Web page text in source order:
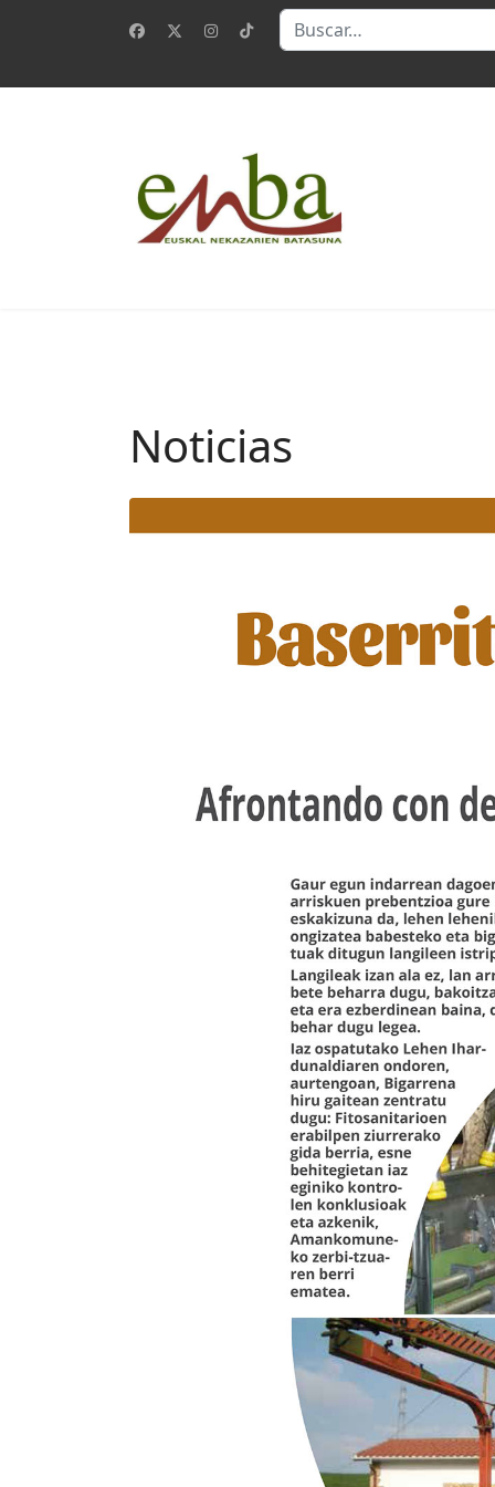
Buscar
Noticias